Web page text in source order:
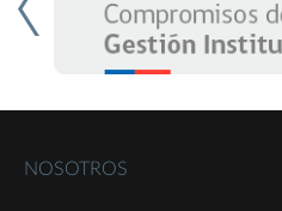
NOSOTROS